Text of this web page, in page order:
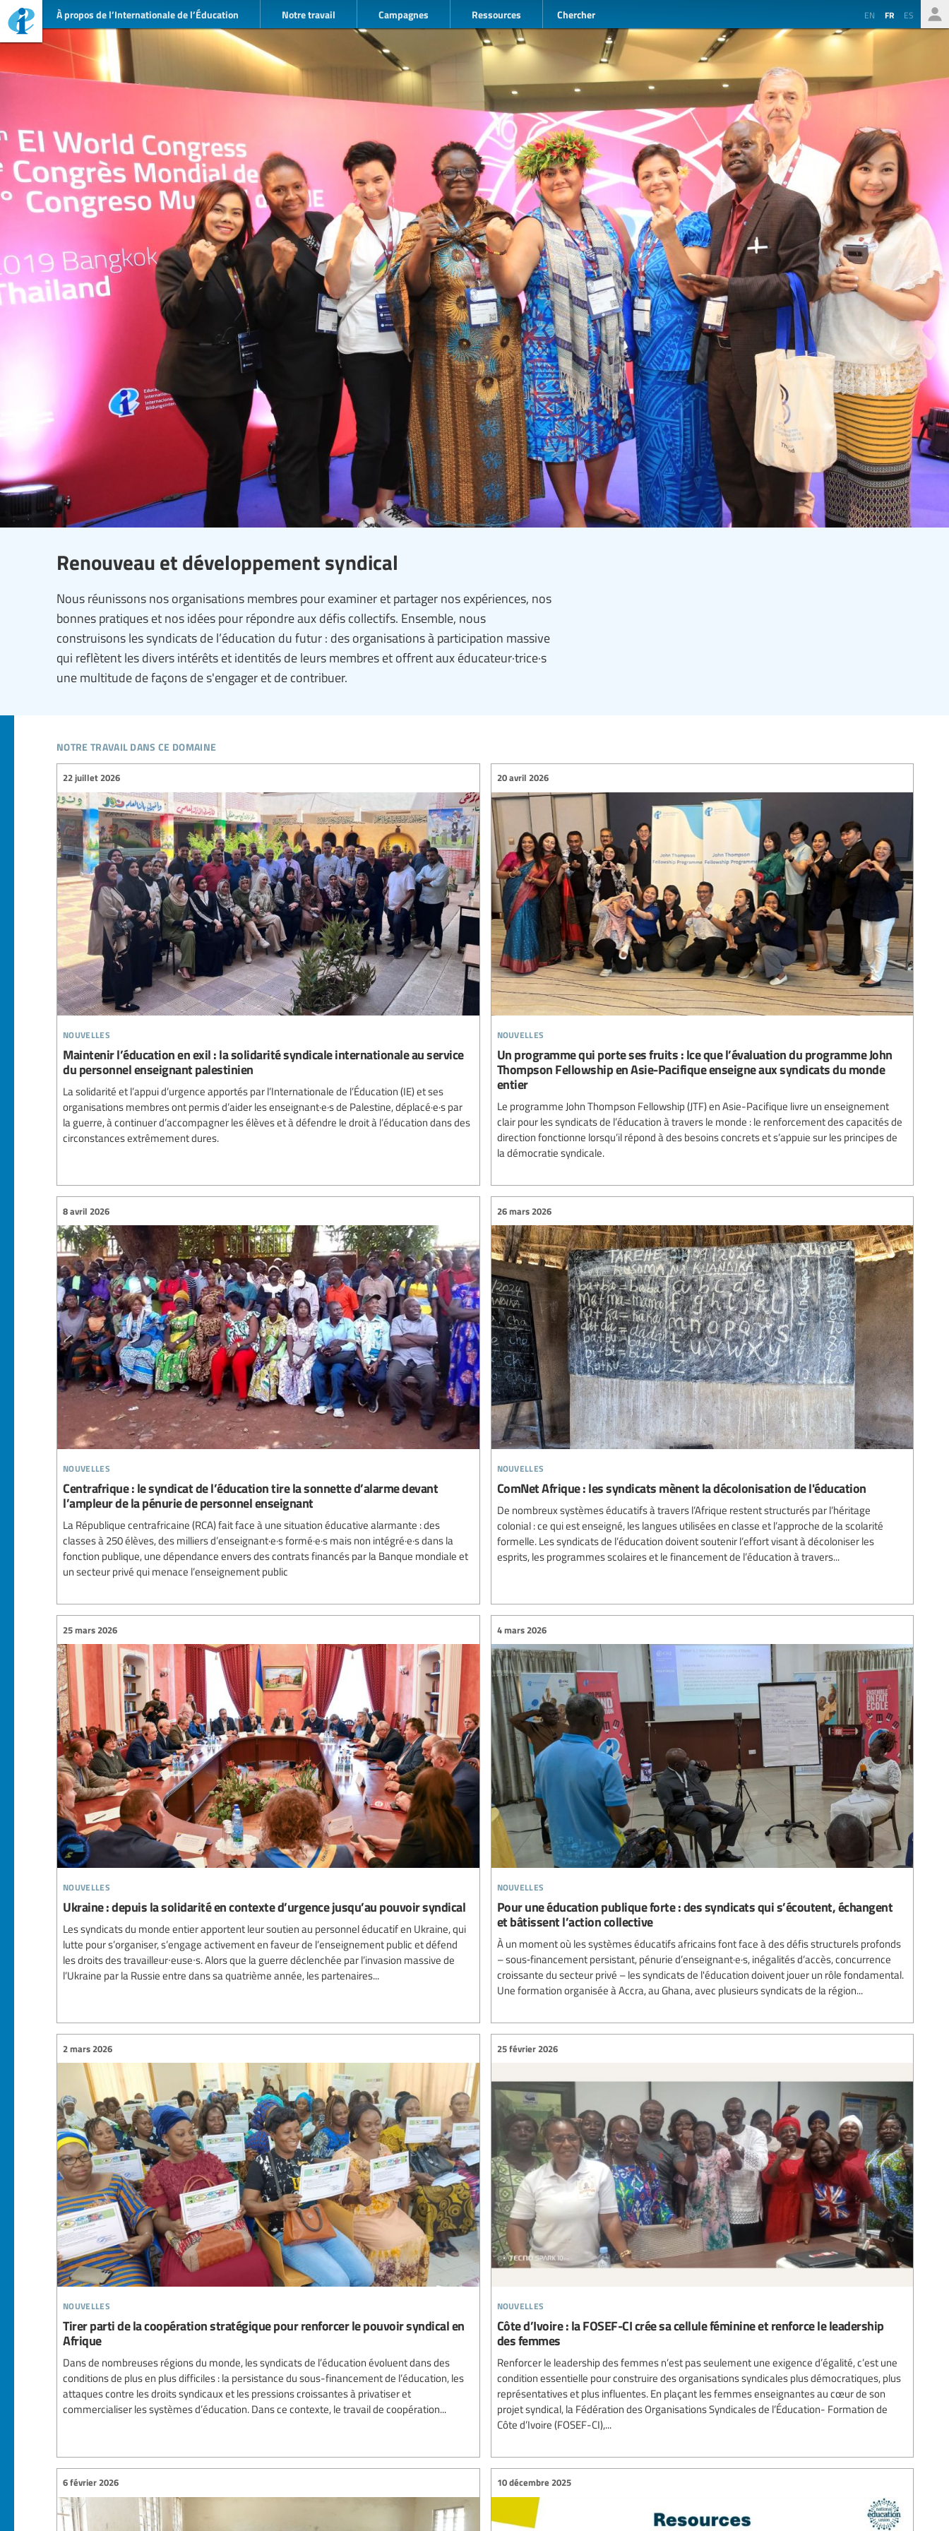
À propos de l’Internationale de l’Éducation Notre travail Campagnes Ressources Chercher EN FR ES
Renouveau et développement syndical
Nous réunissons nos organisations membres pour examiner et partager nos expériences, nos
bonnes pratiques et nos idées pour répondre aux défis collectifs. Ensemble, nous
construisons les syndicats de l’éducation du futur : des organisations à participation massive
qui reflètent les divers intérêts et identités de leurs membres et offrent aux éducateur·trice·s
une multitude de façons de s'engager et de contribuer.
notre travail dans ce domaine
nouvelles
22 juillet 2026
Maintenir l’éducation en exil : la solidarité syndicale internationale au service
du personnel enseignant palestinien
La solidarité et l’appui d’urgence apportés par l’Internationale de l’Éducation (IE) et ses
organisations membres ont permis d’aider les enseignant·e·s de Palestine, déplacé·e·s par
la guerre, à continuer d’accompagner les élèves et à défendre le droit à l’éducation dans des
circonstances extrêmement dures.
nouvelles
20 avril 2026
Un programme qui porte ses fruits : lce que l’évaluation du programme John
Thompson Fellowship en Asie-Pacifique enseigne aux syndicats du monde
entier
Le programme John Thompson Fellowship (JTF) en Asie-Pacifique livre un enseignement
clair pour les syndicats de l’éducation à travers le monde : le renforcement des capacités de
direction fonctionne lorsqu’il répond à des besoins concrets et s’appuie sur les principes de
la démocratie syndicale.
nouvelles
8 avril 2026
Centrafrique : le syndicat de l’éducation tire la sonnette d’alarme devant
l’ampleur de la pénurie de personnel enseignant
La République centrafricaine (RCA) fait face à une situation éducative alarmante : des
classes à 250 élèves, des milliers d’enseignant·e·s formé·e·s mais non intégré·e·s dans la
fonction publique, une dépendance envers des contrats financés par la Banque mondiale et
un secteur privé qui menace l’enseignement public
nouvelles
26 mars 2026
ComNet Afrique : les syndicats mènent la décolonisation de l'éducation
De nombreux systèmes éducatifs à travers l’Afrique restent structurés par l’héritage
colonial : ce qui est enseigné, les langues utilisées en classe et l’approche de la scolarité
formelle. Les syndicats de l’éducation doivent soutenir l’effort visant à décoloniser les
esprits, les programmes scolaires et le financement de l’éducation à travers...
nouvelles
25 mars 2026
Ukraine : depuis la solidarité en contexte d’urgence jusqu’au pouvoir syndical
Les syndicats du monde entier apportent leur soutien au personnel éducatif en Ukraine, qui
lutte pour s’organiser, s’engage activement en faveur de l’enseignement public et défend
les droits des travailleur∙euse∙s. Alors que la guerre déclenchée par l’invasion massive de
l’Ukraine par la Russie entre dans sa quatrième année, les partenaires...
nouvelles
4 mars 2026
Pour une éducation publique forte : des syndicats qui s’écoutent, échangent
et bâtissent l’action collective
À un moment où les systèmes éducatifs africains font face à des défis structurels profonds
– sous‑financement persistant, pénurie d’enseignant·e·s, inégalités d’accès, concurrence
croissante du secteur privé – les syndicats de l'éducation doivent jouer un rôle fondamental.
Une formation organisée à Accra, au Ghana, avec plusieurs syndicats de la région...
nouvelles
2 mars 2026
Tirer parti de la coopération stratégique pour renforcer le pouvoir syndical en
Afrique
Dans de nombreuses régions du monde, les syndicats de l’éducation évoluent dans des
conditions de plus en plus difficiles : la persistance du sous-financement de l’éducation, les
attaques contre les droits syndicaux et les pressions croissantes à privatiser et
commercialiser les systèmes d’éducation. Dans ce contexte, le travail de coopération...
nouvelles
25 février 2026
Côte d’Ivoire : la FOSEF-CI crée sa cellule féminine et renforce le leadership
des femmes
Renforcer le leadership des femmes n’est pas seulement une exigence d’égalité, c’est une
condition essentielle pour construire des organisations syndicales plus démocratiques, plus
représentatives et plus influentes. En plaçant les femmes enseignantes au cœur de son
projet syndical, la Fédération des Organisations Syndicales de l’Éducation- Formation de
Côte d’Ivoire (FOSEF-CI),...
6 février 2026 10 décembre 2025